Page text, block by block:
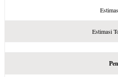
Estimasi